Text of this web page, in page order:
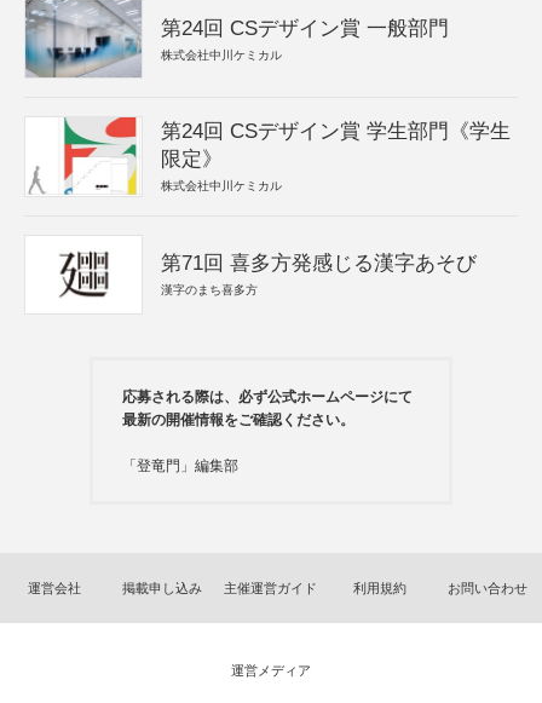
第24回 CSデザイン賞 一般部門
株式会社中川ケミカル
第24回 CSデザイン賞 学生部門《学生
限定》
株式会社中川ケミカル
第71回 喜多方発感じる漢字あそび
漢字のまち喜多方
応募される際は、必ず公式ホームページにて
最新の開催情報をご確認ください。
「登竜門」編集部
運営会社 掲載申し込み 主催運営ガイド 利用規約 お問い合わせ
運営メディア